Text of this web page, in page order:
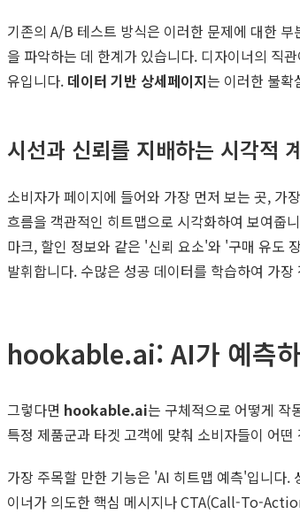
기존의 A/B 테스트 방식은 이러한 문제에 대한
을 파악하는 데 한계가 있습니다. 디자이너의 직
유입니다. 데이터 기반 상세페이지는 이러한 불확
시선과 신뢰를 지배하는 시각적
소비자가 페이지에 들어와 가장 먼저 보는 곳, 가
흐름을 객관적인 히트맵으로 시각화하여 보여
마크, 할인 정보와 같은 '신뢰 요소'와 '구매 유도
발휘합니다. 수많은 성공 데이터를 학습하여 가
hookable.ai: AI가 예측
그렇다면 hookable.ai는 구체적으로 어떻게 작
특정 제품군과 타겟 고객에 맞춰 소비자들이 어
가장 주목할 만한 기능은 'AI 히트맵 예측'입니다.
이너가 의도한 핵심 메시지나 CTA(Call-To-